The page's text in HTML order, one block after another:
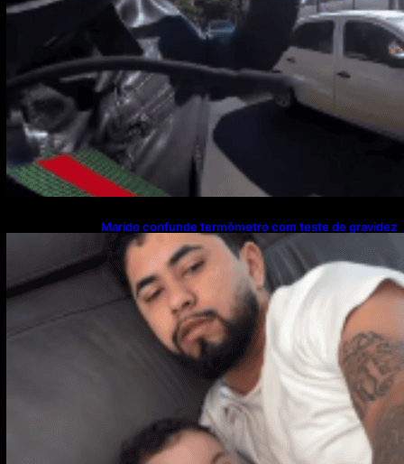
Marido confunde termômetro com teste de gravidez
e reação viraliza nas redes sociais